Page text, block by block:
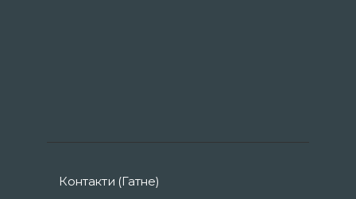
Контакти (Гатне)